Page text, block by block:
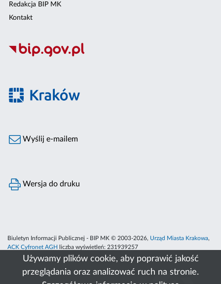
Używamy plików cookie, aby poprawić jakość
przeglądania oraz analizować ruch na stronie.
Redakcja BIP MK
Kontakt
Wyślij e-mailem
Wersja do druku
Biuletyn Informacji Publicznej - BIP MK © 2003-2026, Urząd Miasta Krakowa,
ACK Cyfronet AGH
liczba wyświetleń: 231939257